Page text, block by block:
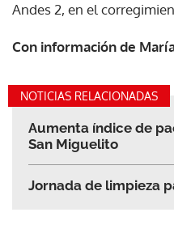
Andes 2, en el
Con información de
NOTICIAS RELACIONADAS
Aumenta índice de
San Miguelito
Jornada de limpieza